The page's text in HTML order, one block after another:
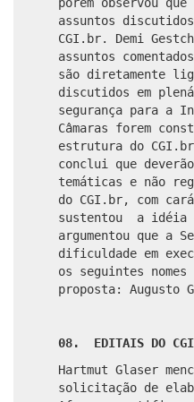
assuntos
CGI.br. Demi
assuntos
são diretamente
discutidos em
segurança para a
Câmaras forem
estrutura do
conclui que
temáticas e não
do CGI.br, com
sustentou a
argumentou que a
dificuldade em
os seguintes
proposta: Augusto
08. EDITAIS DO
Hartmut Glaser
solicitação de